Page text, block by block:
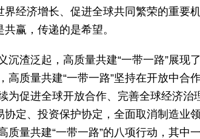
经济增长、促进全球共同繁荣的重要
赢，传递的是希望。
渣泛起，高质量共建“一带一路”展现
质量共建“一带一路”坚持在开放中合
促进全球开放合作、完善全球经济治
定、投资保护协定，全面取消制造业
量共建“一带一路”的八项行动，其中